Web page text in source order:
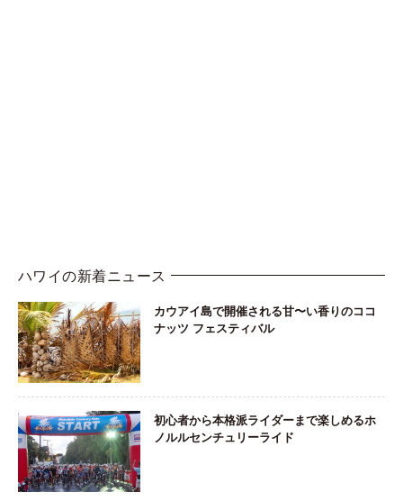
ハワイの新着ニュース
カウアイ島で開催される甘〜い香りのココ
ナッツ フェスティバル
初心者から本格派ライダーまで楽しめるホ
ノルルセンチュリーライド